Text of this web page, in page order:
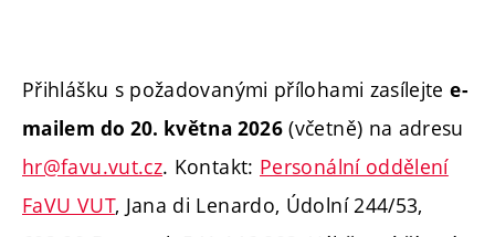
Přihlášku s požadovanými přílohami zasílejtee-
mailem do 20. května 2026 (včetně) na adresu
hr@favu.vut.cz. Kontakt: Personální oddělení
FaVU VUT, Jana di Lenardo, Údolní 244/53,